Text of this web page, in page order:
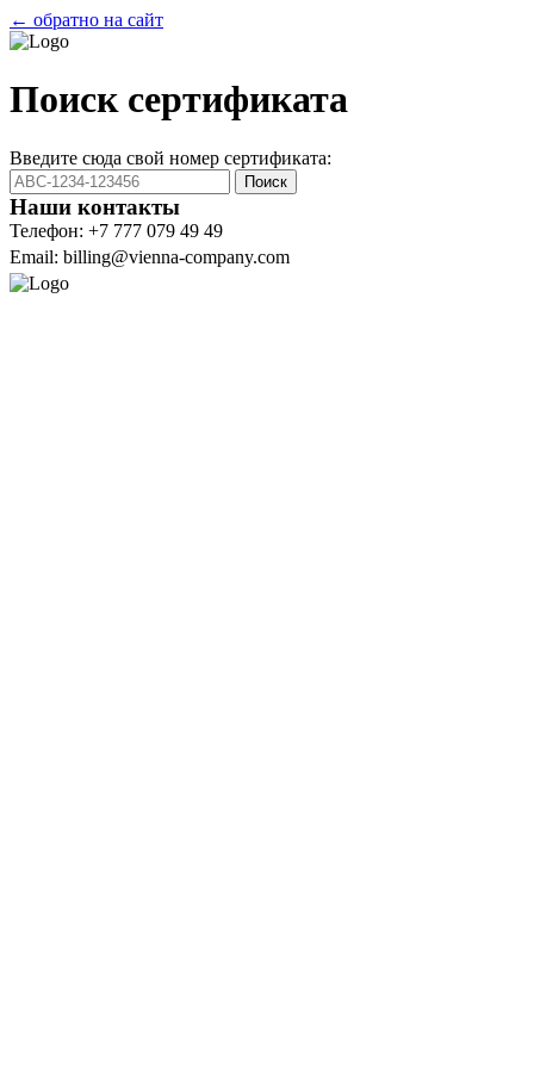
← обратно на сайт
Поиск сертификата
Введите сюда свой номер сертификата:
Поиск
Наши контакты
Телефон: +7 777 079 49 49
Email: billing@vienna-company.com